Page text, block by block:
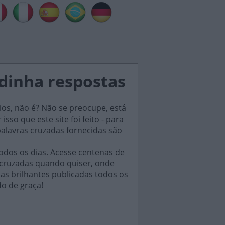
respostas
não é? Não se preocupe, está
que este site foi feito - para
cruzadas fornecidas são
os dias. Acesse centenas de
quando quiser, onde
brilhantes publicadas todos os
de graça!